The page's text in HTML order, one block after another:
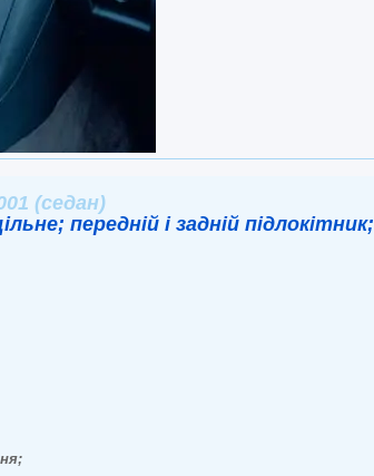
(седан)
передній і задній підлокітник;